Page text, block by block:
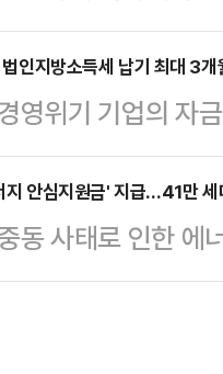
구간이…
들 노동취약계층
.지원 대상은 △
예술인, △ 이들과
다. 대상…
는 2차 추가경정
경의 핵심은 '에
을 투입해 41만 모
이하 국민 대
다.시는 '에너지
지급할 계획이다
인지방소득세 납기 최대 3개
영위기 기업의 자
월 연장하고, 납부
일 밝혔다. 단, 납
야 한다.납부기한
는 기업의 자금 유
지 안심지원금' 지급…41만
동 사태로 인한 에
해 전국 최초로 '